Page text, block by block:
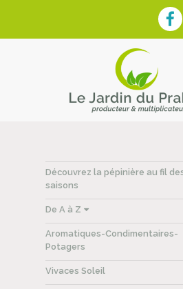
Découvrez la pépinière au fil
saisons
De A à Z
Aromatiques-Condimentaires-
Potagers
Vivaces Soleil